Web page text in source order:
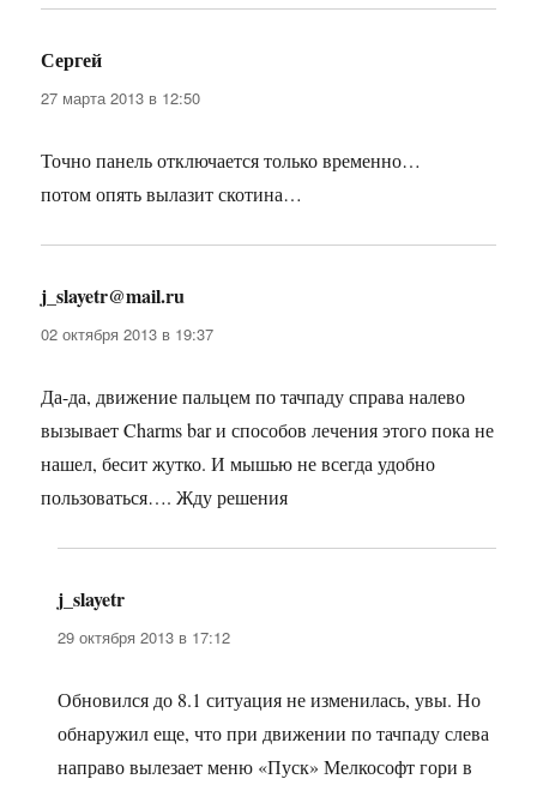
Сергей
27 марта 2013 в 12:50
Точно панель отключается только временно…
потом опять вылазит скотина…
j_slayetr@mail.ru
02 октября 2013 в 19:37
Да-да, движение пальцем по тачпаду справа налево
вызывает Charms bar и способов лечения этого пока не
нашел, бесит жутко. И мышью не всегда удобно
пользоваться…. Жду решения
j_slayetr
29 октября 2013 в 17:12
Обновился до 8.1 ситуация не изменилась, увы. Но
обнаружил еще, что при движении по тачпаду слева
направо вылезает меню «Пуск» Мелкософт гори в